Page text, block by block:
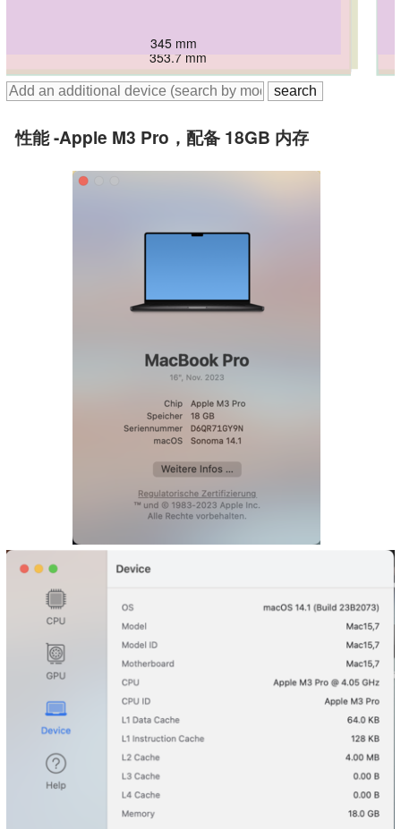
362.5 mm
355.3 mm
355.7 mm
355.4 mm
353.7 mm
345 mm
性能 -Apple M3 Pro，配备 18GB 内存